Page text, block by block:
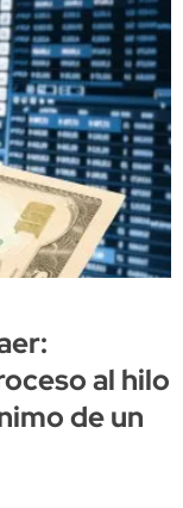
al hilo
de un